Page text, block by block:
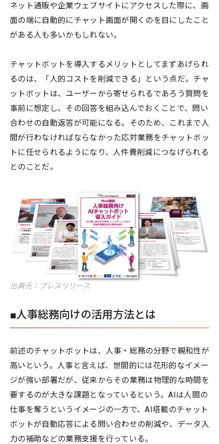
ネット通販や企業ウェブサイトにアクセスした際に、画
面の端に自動的にチャット画面が開くのを目にしたこと
がある人も多いかもしれない。
チャットボットを導入するメリットとしてまずあげられ
るのは、「人的コストを削減できる」という点だ。チャ
ットボットは、ユーザーから寄せられるであろう質問を
事前に想定し、その回答を組み込んでおくことで、問い
合わせの自動返答が可能になる。そのため、これまで人
間が行わなければならなかった応対業務をチャットボッ
トに任せられるようになり、人件費削減につなげられる
とのことだ。
出典元：プレスリリース
■人事総務向けの活用方法とは
前述のチャットボットは、人事・総務の分野で親和性が
高いという。人事と言えば、世間的には花形的なイメー
ジが強い部署だが、従来からその業務は物理的な時間を
要するのが大きな課題となっているという。AIは人間の
仕事を奪うというイメージの一方で、AI塔載のチャット
ボットが自動応答による問い合わせの削減や、データ入
力の補助などの業務支援を行っている。